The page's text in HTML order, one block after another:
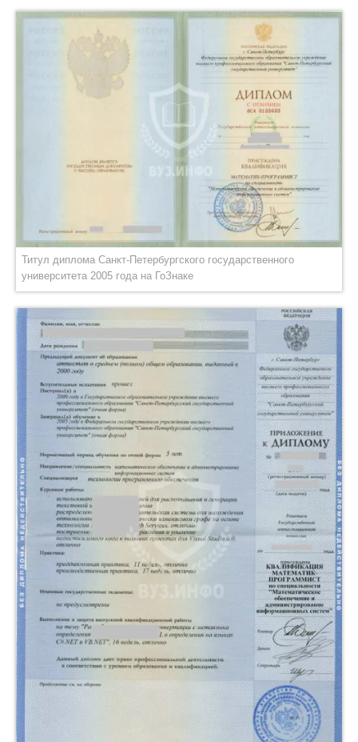
Титул диплома Санкт-Петербургского государственного
университета 2005 года на ГоЗнаке